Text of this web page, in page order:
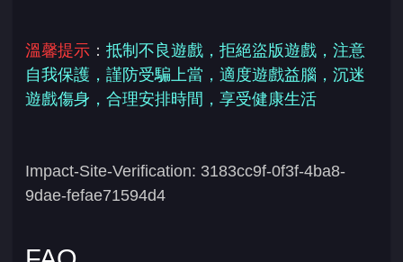
溫馨提示 ： 抵制不良遊戲，拒絕盜版遊戲，注意
自我保護，謹防受騙上當，適度遊戲益腦，沉迷
遊戲傷身，合理安排時間，享受健康生活
Impact-Site-Verification: 3183cc9f-0f3f-4ba8-
9dae-fefae71594d4